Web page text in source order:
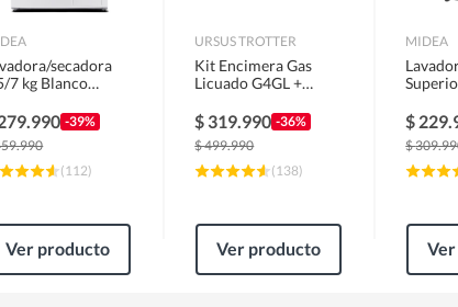
secadora
7 kg Blanco
-39%
(112)
Ver producto
URSUS TROTTER
Kit Encimera Gas
Licuado G4GL +
1 Motor FF60IN +
Horno EPC4NIG
$ 319.990 -36%
$499.990
(138)
Ver producto
MIDEA
$
$